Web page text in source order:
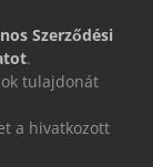
Szerződési
.
tulajdonát
a hivatkozott